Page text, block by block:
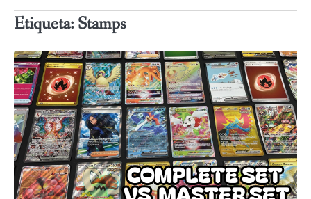
Etiqueta: Stamps